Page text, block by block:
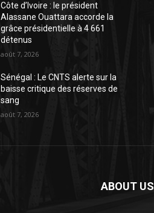
Côte d’Ivoire : le président
Alassane Ouattara accorde la
grâce présidentielle à 4 661
détenus
août 7, 2026
Sénégal : Le CNTS alerte sur la
baisse critique des réserves de
sang
août 7, 2026
ABOUT US